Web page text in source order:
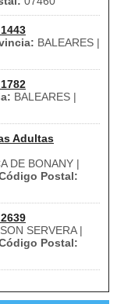
BALEARES |
BALEARES |
Adultas
DE BONANY |
Postal:
SON SERVERA |
Postal: